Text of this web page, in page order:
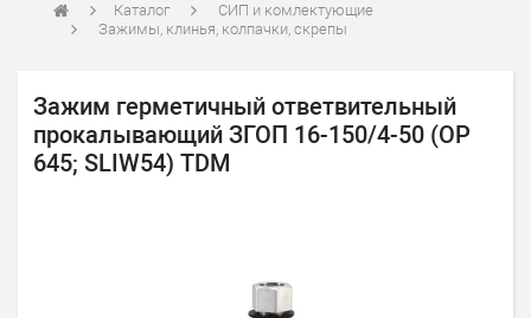
Каталог
СИП и комлектующие
Зажимы, клинья, колпачки, скрепы
Зажим герметичный ответвительный
прокалывающий ЗГОП 16-150/4-50 (OP
645; SLIW54) TDM